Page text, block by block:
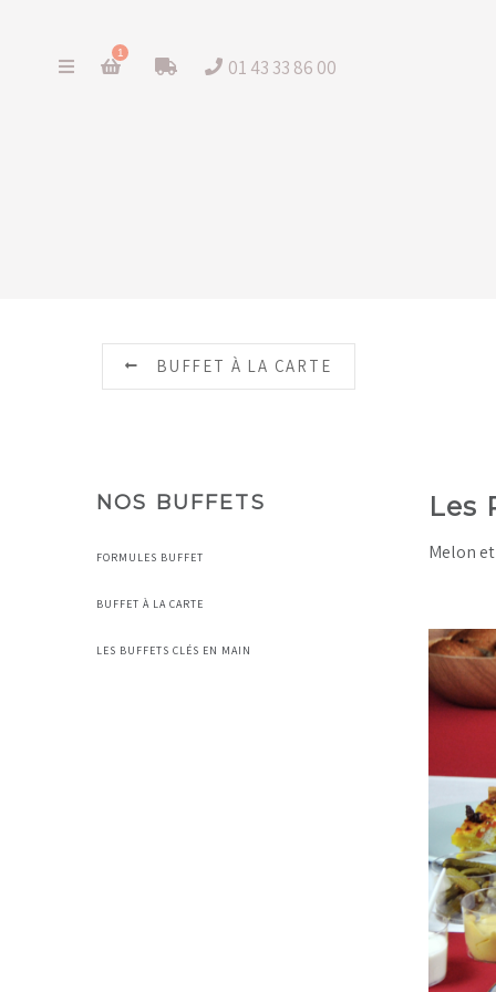
1
01 43 33 86 00
BUFFET À LA CARTE
Les
Melon
NOS BUFFETS
FORMULES BUFFET
BUFFET À LA CARTE
LES BUFFETS CLÉS EN MAIN